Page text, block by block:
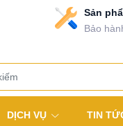
Sản
Bảo
DỊCH VỤ TIN